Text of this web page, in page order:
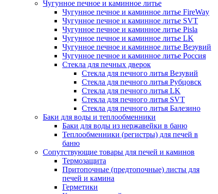
Чугунное печное и каминное литье
Чугунное печное и каминное литье FireWay
Чугунное печное и каминное литье SVT
Чугунное печное и каминное литье Pisla
Чугунное печное и каминное литье LK
Чугунное печное и каминное литье Везувий
Чугунное печное и каминное литье Россия
Стекла для печных дверок
Стекла для печного литья Везувий
Стекла для печного литья Рубцовск
Стекла для печного литья LK
Стекла для печного литья SVT
Стекла для печного литья Балезино
Баки для воды и теплообменники
Баки для воды из нержавейки в баню
Теплообменники (регистры) для печей в
баню
Сопутствующие товары для печей и каминов
Термозащита
Притопочные (предтопочные) листы для
печей и камина
Герметики